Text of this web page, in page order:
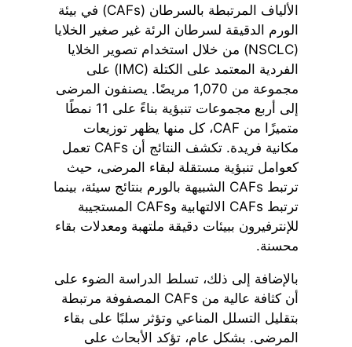
الألياف المرتبطة بالسرطان (CAFs) في بيئة
الورم الدقيقة لسرطان الرئة غير صغير الخلايا
(NSCLC) من خلال استخدام تصوير الخلايا
الفردية المعتمد على الكتلة (IMC) على
مجموعة من 1,070 مريضًا. يصنفون المرضى
إلى أربع مجموعات تنبؤية بناءً على 11 نمطًا
متميزًا من CAF، كل منها يظهر توزيعات
مكانية فريدة. تكشف النتائج أن CAFs تعمل
كعوامل تنبؤية مستقلة لبقاء المرضى، حيث
ترتبط CAFs الشبيهة بالورم بنتائج سيئة، بينما
ترتبط CAFs الالتهابية وCAFs المستجيبة
للإنترفيرون ببيئات دقيقة ملتهبة ومعدلات بقاء
محسنة.
بالإضافة إلى ذلك، تسلط الدراسة الضوء على
أن كثافة عالية من CAFs المصفوفة مرتبطة
بتقليل التسلل المناعي وتؤثر سلبًا على بقاء
المرضى. بشكل عام، تؤكد الأبحاث على